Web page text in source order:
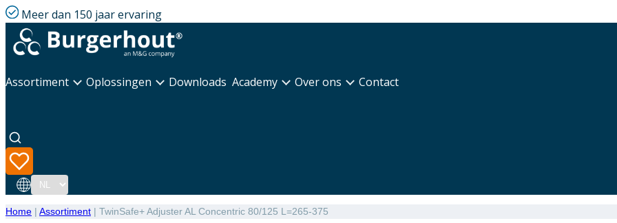
Meer dan 150 jaar ervaring
Assortiment Oplossingen Downloads Academy Over ons Contact
Taal
Home | Assortiment | TwinSafe+ Adjuster AL Concentric 80/125 L=265-375